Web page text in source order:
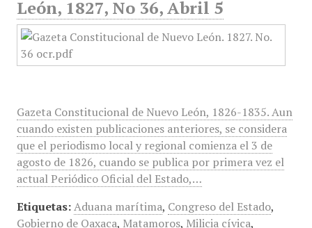
León, 1827, No 36, Abril 5
Gazeta Constitucional de Nuevo León, 1826-1835. Aun
cuando existen publicaciones anteriores, se considera
que el periodismo local y regional comienza el 3 de
agosto de 1826, cuando se publica por primera vez el
actual Periódico Oficial del Estado,…
Etiquetas: Aduana marítima, Congreso del Estado,
Gobierno de Oaxaca, Matamoros, Milicia cívica,